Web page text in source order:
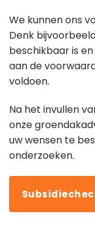
We kunnen ons
Denk
beschikbaar is
aan de
voldoen.
Na het invullen
onze
uw wensen te
onderzoeken.